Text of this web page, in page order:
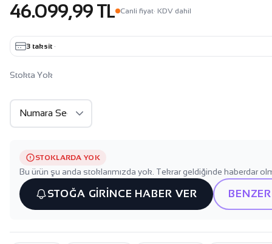
46.099,99 TL Canli fiyat· KDV dahil
3 taksit ·
Stokta Yok
STOKLARDA YOK
Bu ürün şu anda stoklarımızda yok. Tekrar geldiğinde haberdar
STOĞA GİRİNCE HABER VER